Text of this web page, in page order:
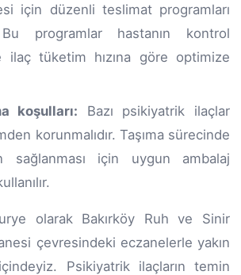
için düzenli teslimat programları
programlar hastanın kontrol
ilaç tüketim hızına göre optimize
koşulları: Bazı psikiyatrik ilaçlar
korunmalıdır. Taşıma sürecinde
sağlanması için uygun ambalaj
olarak Bakırköy Ruh ve Sinir
çevresindeki eczanelerle yakın
Psikiyatrik ilaçların temin